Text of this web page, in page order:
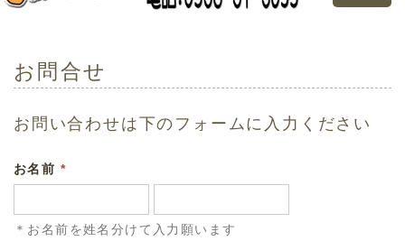
navigation
お問合せ
お問い合わせは下のフォームに入力ください
お名前 *
＊お名前を姓名分けて入力願います